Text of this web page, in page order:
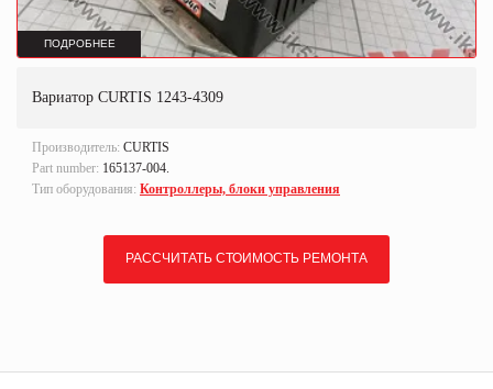
ПОДРОБНЕЕ
Вариатор CURTIS 1243-4309
Производитель: CURTIS
Part number: 165137-004.
Тип оборудования: Контроллеры, блоки управления
РАССЧИТАТЬ СТОИМОСТЬ РЕМОНТА